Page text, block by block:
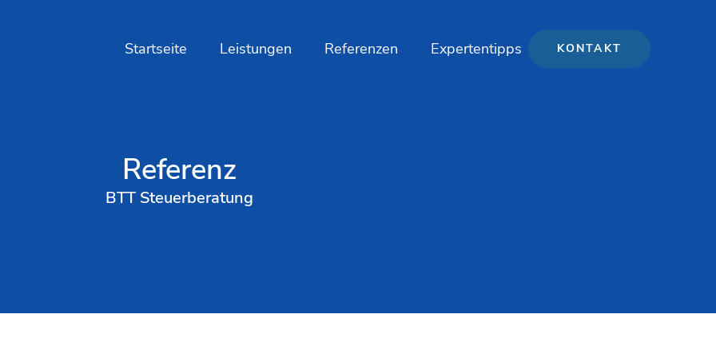
Startseite Leistungen Referenzen Expertentipps KONTAKT
Referenz
BTT Steuerberatung